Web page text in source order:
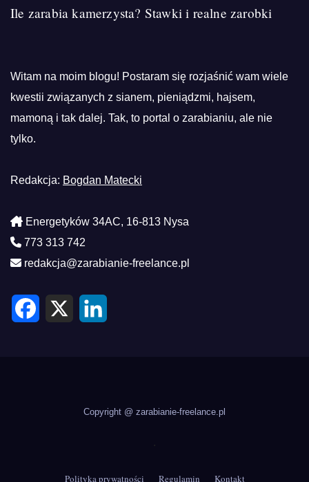
Ile zarabia kamerzysta? Stawki i realne zarobki
Witam na moim blogu! Postaram się rozjaśnić wam wiele
kwestii związanych z sianem, pieniądzmi, hajsem,
mamoną i tak dalej. Tak, to portal o zarabianiu, ale nie
tylko.
Redakcja: Bogdan Matecki
Energetyków 34AC, 16-813 Nysa
773 313 742
redakcja@zarabianie-freelance.pl
F
X
Copyright @ zarabianie-freelance.pl
.
Polityka prywatności Regulamin Kontakt